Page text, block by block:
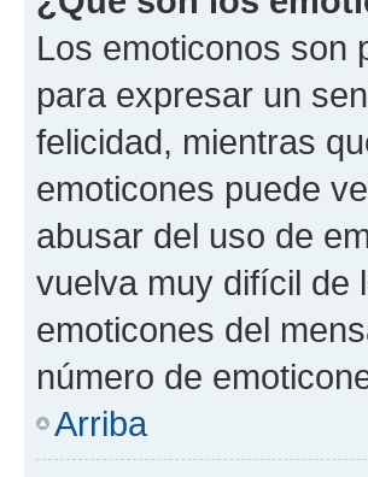
Los emoticonos son
para expresar un
felicidad, mientras
emoticones puede
abusar del uso de
vuelva muy difícil de
emoticones del
número de
Arriba